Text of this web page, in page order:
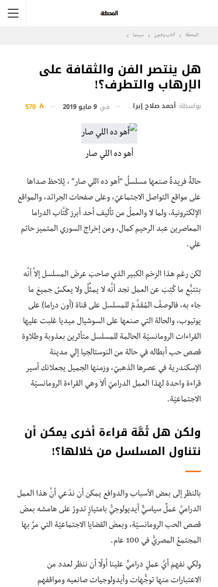
المحطة آداب وفنون سينما
هل ينتصر الفن والثقافة على
الإرهاب والتطرف؟!
بواسطة أحمد صلاح إبراهيم في 9 مايو 2019
أهو ده اللي صار
حالةٌ فريدةٌ صنعها مسلسلُ “أهو ده اللي صار” ، يُلاحظ صداها
على مواقع التواصل الاجتماعيّ، وعلى صفحات الجرائد، والمواقع
الإلكترونية، ولما لا والعملُ من تأليف أحد أبرز كُتَّاب الدراما
المعاصرين عبد الرحيم كمال، ومن إخراج السوري المتميز حاتم
علي.
لكن رغم هذا الزخم الكبير الذي صاحبَ عرضَ المسلسل إلاَّ أنَّه
بتتبُّعِ ما كُتِبَ عن العمل نجد أنَّه لا يمثِّلُ ولا يعكسُ جميعَ ما
جاء به، فالوصفُ المُقدَّمُ للمسلسل على قناة (أون دراما) على
يوتيوب، والحالة التي صنعها على السوشيال ميديا غلبت عليها
القراءات الرومانسيّة الحالمة للمسلسل متأثرين بعذوبة وطلاوة
قصص حب أبطاله في حالة من النوستالجيا إلي مدينة
الإسكندرية في عصرها الذهبيّ، وزمنها الجميل يجعلانك أسير
قراءة واحدة لهذا العمل الدراميّ ألاَ وهي القراءة الرومانسيّة
الاجتماعيّة.
ولكن هل ثَمَّة قراءة أخرى يمكن أن
نتناول المسلسل من خلالها؟!
بالنظر إلى بعض الأسباب والدوافع يمكن أن ندّعي أنَّ هذا العمل
الدراميَّ عملٌ سياسيٌّ أيديولوجيُّ بامتيازٍ تدورُ على هامشه بعضَ
قصص الحب الرومانسيّة، وبعضَ القضايا الاجتماعيّة التي مرَّ بها
المجتمعُ المصريُّ في 100 عام.
ولكي نفهمَ أيَّ عملٍ دراميٍّ علينا أولًا أن ننظر لعدد من
الاعتبارات منها توجُّهات وأيدولوجيات صانعيه ومواقفهم